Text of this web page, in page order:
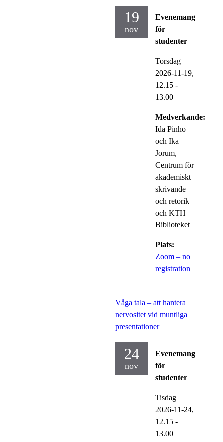
19
nov
Evenemang
för
studenter
Torsdag
2026-11-19,
12.15 -
13.00
Medverkande:
Ida Pinho
och Ika
Jorum,
Centrum för
akademiskt
skrivande
och retorik
och KTH
Biblioteket
Plats:
Zoom – no
registration
Våga tala – att hantera
nervositet vid muntliga
presentationer
24
nov
Evenemang
för
studenter
Tisdag
2026-11-24,
12.15 -
13.00